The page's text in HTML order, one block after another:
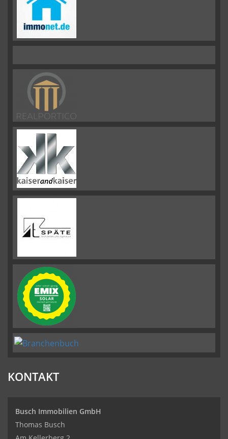
KONTAKT
Busch Immobilien GmbH
Thomas Busch